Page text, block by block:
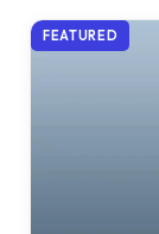
FEATURED